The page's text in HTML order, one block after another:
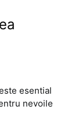
esential
nevoile